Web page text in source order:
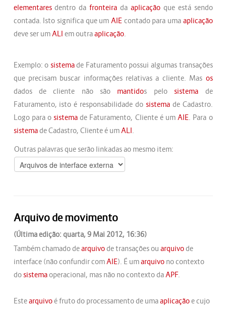
elementaresdentro dafronteira da aplicaçãoque está sendo
contada. Isto significa que um AIEcontado para uma aplicação
deve ser umALI em outraaplicação.
Exemplo: o sistemade Faturamento possui algumas transações
que precisam buscar informações relativas a cliente. Mas os
dados de cliente não são mantidos pelosistema de
Faturamento, isto é responsabilidade do sistemade Cadastro.
Logo para osistema de Faturamento, Cliente é umAIE. Para o
sistemade Cadastro, Cliente é umALI.
Outras palavras que serão linkadas ao mesmo item:
Arquivo de movimento
(Última edição: quarta, 9 Mai 2012, 16:36)
Também chamado dearquivode transações ou arquivode
interface (não confundir comAIE). É umarquivono contexto
dosistemaoperacional, mas não no contexto daAPF.
Estearquivoé fruto do processamento de umaaplicaçãoe cujo